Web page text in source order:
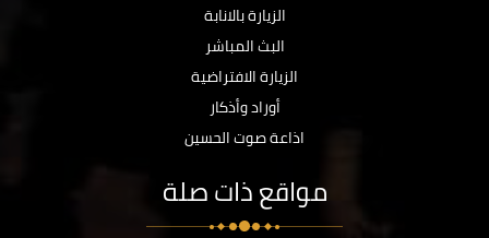
الزيارة بالانابة
البث المباشر
الزيارة الافتراضية
أوراد وأذكار
اذاعة صوت الحسين
مواقع ذات صلة